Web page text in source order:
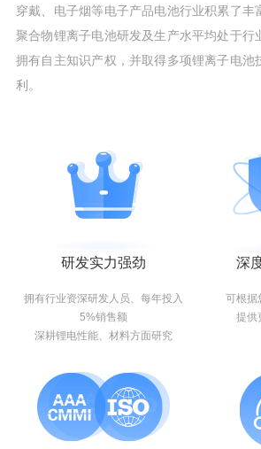
穿戴、电子烟等电子产品电池行业积累了丰
聚合物锂离子电池研发及生产水平均处于行
拥有自主知识产权，并取得多项锂离子电池
利。
研发实力强劲
拥有行业资深研发人员、每年投入
5%销售额
深耕锂电性能、材料方面研究
深
可根据
提供